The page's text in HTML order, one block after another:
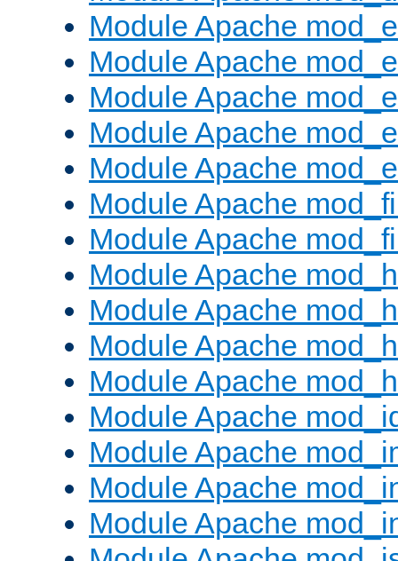
Module Apache
Module Apache
Module Apache
Module Apache
Module Apache
Module Apache
Module Apache
Module Apache
Module Apache
Module Apache
Module Apache
Module Apache
Module Apache
Module Apache
Module Apache